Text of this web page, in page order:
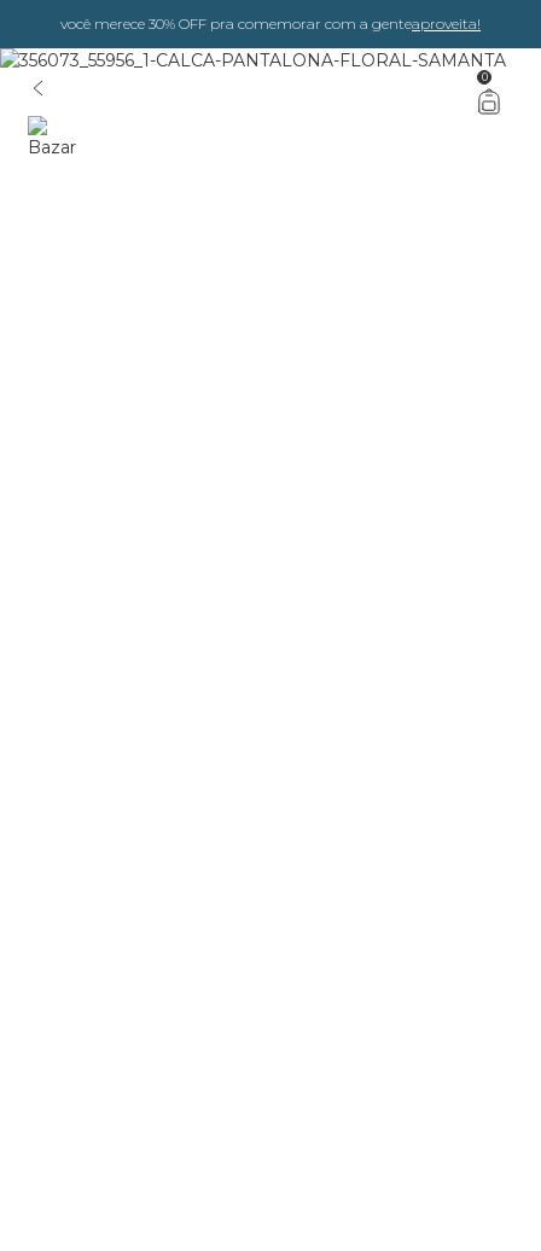
você merece 30% OFF pra comemorar com a genteaproveita!
0